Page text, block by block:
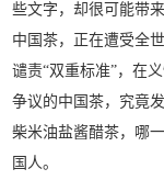
些文字，却很可能带
中国茶，正在遭受全
谴责“双重标准”，在
争议的中国茶，究竟发
柴米油盐酱醋茶，哪
国人。